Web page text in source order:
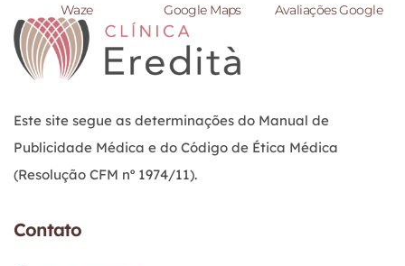
Waze Google Maps Avaliações Google
Este site segue as determinações do Manual de
Publicidade Médica e do Código de Ética Médica
(Resolução CFM nº 1974/11).
Contato